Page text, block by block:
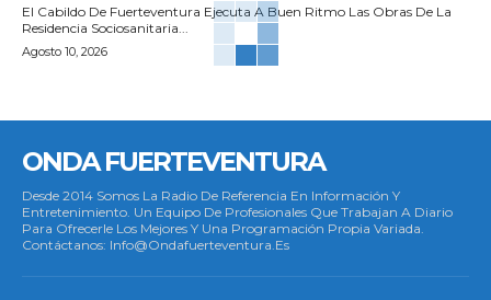
El Cabildo De Fuerteventura Ejecuta A Buen Ritmo Las Obras De La
Residencia Sociosanitaria...
Agosto 10, 2026
ONDA FUERTEVENTURA
Desde 2014 Somos La Radio De Referencia En Información Y
Entretenimiento. Un Equipo De Profesionales Que Trabajan A Diario
Para Ofrecerle Los Mejores Y Una Programación Propia Variada.
Contáctanos: Info@ondafuerteventura.es